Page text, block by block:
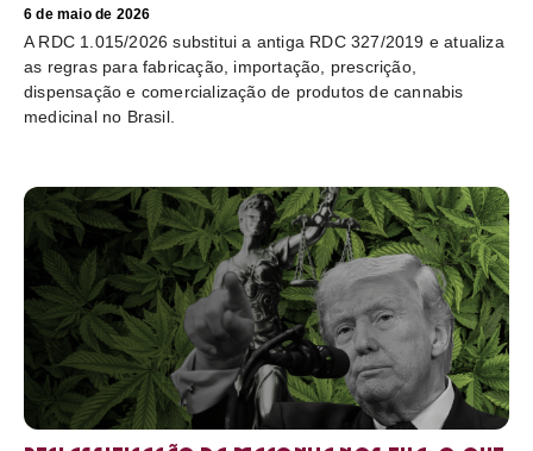
6 de maio de 2026
A RDC 1.015/2026 substitui a antiga RDC 327/2019 e atualiza
as regras para fabricação, importação, prescrição,
dispensação e comercialização de produtos de cannabis
medicinal no Brasil.